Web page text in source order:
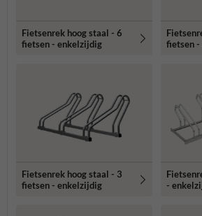
Fietsenrek hoog staal - 6
fietsen - enkelzijdig
fietsen
Fietsenrek hoog staal - 3
fietsen - enkelzijdig
-